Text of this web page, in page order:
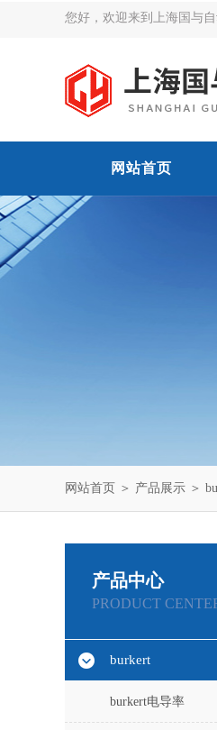
您好，欢迎来到上海国与
网站首页
网站首页 ＞ 产品展示 ＞
产品中心
PRODUCT
burkert
burkert电导率